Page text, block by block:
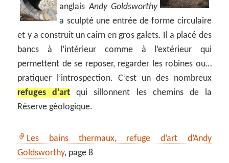
anglaisAndy Goldsworthy
a sculpté une entrée de forme circulaire
et y a construit un cairn en gros galets. Il a placé des
bancs à l’intérieur comme à l’extérieur qui
permettent de se reposer, regarder les robines ou…
pratiquer l’introspection. C’est un des nombreux
refuges d’art qui sillonnent les chemins de la
Réserve géologique.
Les bains thermaux, refuge d’art d’Andy
Goldsworthy, page 8